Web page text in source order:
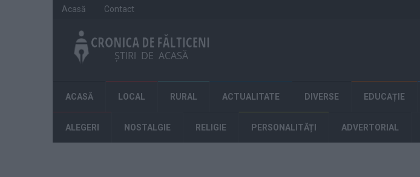
Acasă Contact
ACASĂ LOCAL RURAL ACTUALITATE DIVERSE EDUCAȚIE
ALEGERI NOSTALGIE RELIGIE PERSONALITĂȚI ADVERTORIAL